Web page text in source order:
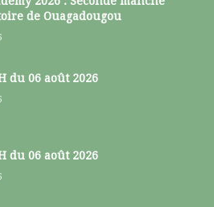
de Ouagadougou
du 06 août 2026
du 06 août 2026